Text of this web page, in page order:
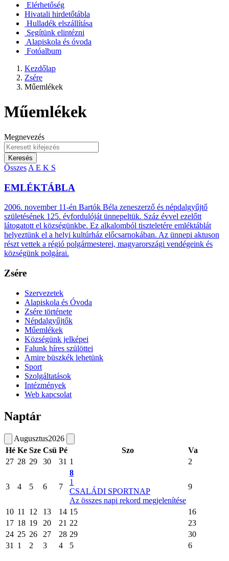
Elérhetőség
Hivatali hirdetőtábla
Hulladék elszállítása
Segítünk elintézni
Alapiskola és óvoda
Fotóalbum
Kezdőlap
Zsére
Műemlékek
Műemlékek
Megnevezés
Keresés
Összes A E K S
EMLÉKTÁBLA
2006. november 11-én Bartók Béla zeneszerző és népdalgyűjtő
születésének 125. évfordulóját ünnepeltük. Száz évvel ezelőtt
látogatott el községünkbe. Ez alkalomból tiszteletére emléktáblát
helyeztünk el a helyi kultúrház előcsarnokában. Az ünnepi aktuson
részt vettek a régió polgármesterei, magyarországi vendégeink és
községünk polgárai.
Zsére
Szervezetek
Alapiskola és Óvoda
Zsére története
Népdalgyűjtők
Műemlékek
Községünk jelképei
Falunk híres szülöttei
Amire büszkék lehetünk
Sport
Szolgáltatások
Intézmények
Web kapcsolat
Naptár
Augusztus2026
Hé Ke Sze Csü Pé Szo
Va
27 28 29 30 31 1 2
3 4 5 6 7
8
1
CSALÁDI SPORTNAP
Az összes napi rekord megjelenítése
9
10 11 12 13 14 15
16
17 18 19 20 21 22
23
24 25 26 27 28 29
30
31
1 2 3 4 5 6